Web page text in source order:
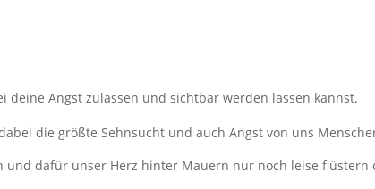
deine Angst zulassen und sichtbar werden lassen kannst.
die größte Sehnsucht und auch Angst von uns
dafür unser Herz hinter Mauern nur noch leise flüstern